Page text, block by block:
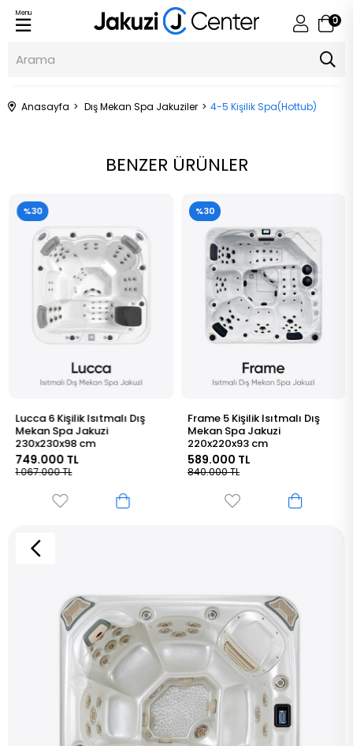
0
Menu
Anasayfa Dış Mekan Spa Jakuziler 4-5 Kişilik Spa(Hottub)
BENZER ÜRÜNLER
Frame 5 Kişilik Isıtmalı Dış
Mekan Spa Jakuzi
220x220x93 cm
589.000 TL
840.000 TL
%30
Siena 5 Kişilik Isıtmalı Dış
Mekan Spa Jakuzi
200x200x94 cm
539.000 TL
770.000 TL
%30